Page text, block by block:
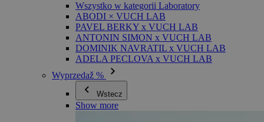
Wszystko w kategorii Laboratory
ABODI × VUCH LAB
PAVEL BERKY x VUCH LAB
ANTONIN SIMON x VUCH LAB
DOMINIK NAVRATIL x VUCH LAB
ADELA PECLOVA x VUCH LAB
Wyprzedaž %
Wstecz
Show more